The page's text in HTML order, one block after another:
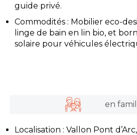
guide privé.
Commodités : Mobilier eco-
linge de bain en lin bio, et
solaire pour véhicules
en
Localisation : Vallon Pont